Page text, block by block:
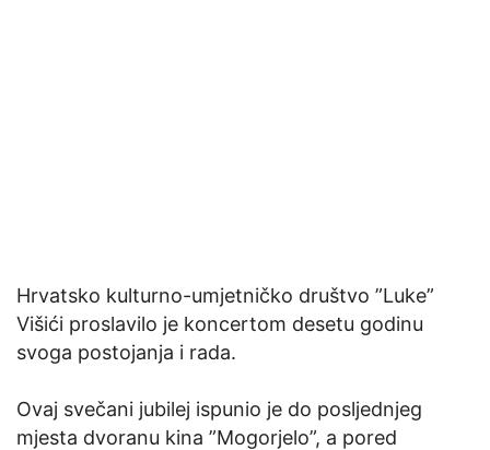
Hrvatsko kulturno-umjetničko društvo ”Luke”
Višići proslavilo je koncertom desetu godinu
svoga postojanja i rada.
Ovaj svečani jubilej ispunio je do posljednjeg
mjesta dvoranu kina ”Mogorjelo”, a pored